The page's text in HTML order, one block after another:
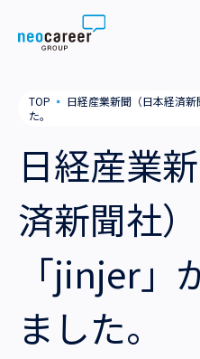
Skip to content
neocareer について
私たちの考え方
就労支援
会社概要
役員一覧
拠点一覧
サステナビリティ
採用情報
TOP ▪ 日経産業新聞（日本経済
た。
日経産業
済新聞社
「jinjer」
ました。